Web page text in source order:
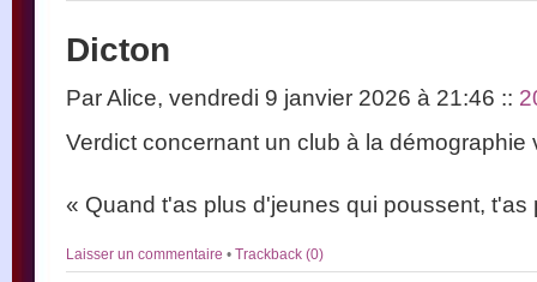
Dicton
Par Alice, vendredi 9 janvier 2026 à 21:46 ::
Verdict concernant un club à la démographie
« Quand t'as plus d'jeunes qui poussent,
Laisser un commentaire • Trackback (0)